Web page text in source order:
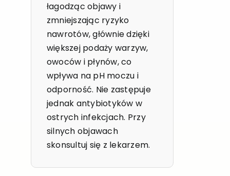
łagodząc objawy i
zmniejszając ryzyko
nawrotów, głównie dzięki
większej podaży warzyw,
owoców i płynów, co
wpływa na pH moczu i
odporność. Nie zastępuje
jednak antybiotyków w
ostrych infekcjach. Przy
silnych objawach
skonsultuj się z lekarzem.